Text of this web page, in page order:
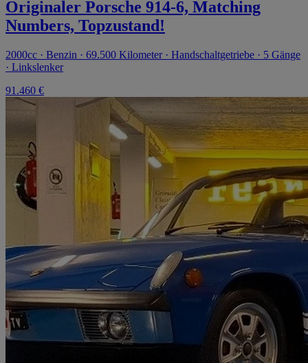
Originaler Porsche 914-6, Matching
Numbers, Topzustand!
2000cc · Benzin · 69.500 Kilometer · Handschaltgetriebe · 5 Gänge
· Linkslenker
91.460 €